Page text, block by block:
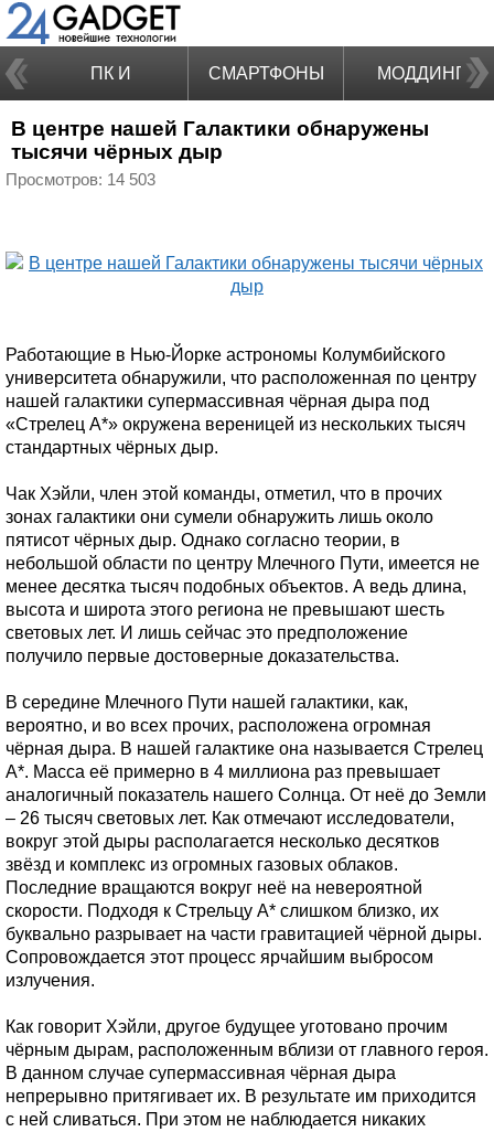
ПК И
НОУТБУКИ
СМАРТФОНЫ МОДДИНГ
В центре нашей Галактики обнаружены
тысячи чёрных дыр
Просмотров: 14 503
Работающие в Нью-Йорке астрономы Колумбийского
университета обнаружили, что расположенная по центру
нашей галактики супермассивная чёрная дыра под
«Стрелец А*» окружена вереницей из нескольких тысяч
стандартных чёрных дыр.
Чак Хэйли, член этой команды, отметил, что в прочих
зонах галактики они сумели обнаружить лишь около
пятисот чёрных дыр. Однако согласно теории, в
небольшой области по центру Млечного Пути, имеется не
менее десятка тысяч подобных объектов. А ведь длина,
высота и широта этого региона не превышают шесть
световых лет. И лишь сейчас это предположение
получило первые достоверные доказательства.
В середине Млечного Пути нашей галактики, как,
вероятно, и во всех прочих, расположена огромная
чёрная дыра. В нашей галактике она называется Стрелец
А*. Масса её примерно в 4 миллиона раз превышает
аналогичный показатель нашего Солнца. От неё до Земли
– 26 тысяч световых лет. Как отмечают исследователи,
вокруг этой дыры располагается несколько десятков
звёзд и комплекс из огромных газовых облаков.
Последние вращаются вокруг неё на невероятной
скорости. Подходя к Стрельцу А* слишком близко, их
буквально разрывает на части гравитацией чёрной дыры.
Сопровождается этот процесс ярчайшим выбросом
излучения.
Как говорит Хэйли, другое будущее уготовано прочим
чёрным дырам, расположенным вблизи от главного героя.
В данном случае супермассивная чёрная дыра
непрерывно притягивает их. В результате им приходится
с ней сливаться. При этом не наблюдается никаких